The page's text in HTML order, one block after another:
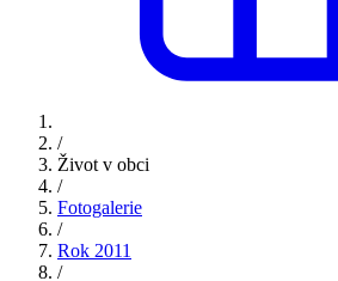
/
Život v obci
/
Fotogalerie
/
Rok 2011
/